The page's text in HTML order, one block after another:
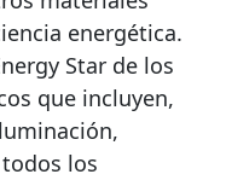
energética.
Star de los
que incluyen,
los